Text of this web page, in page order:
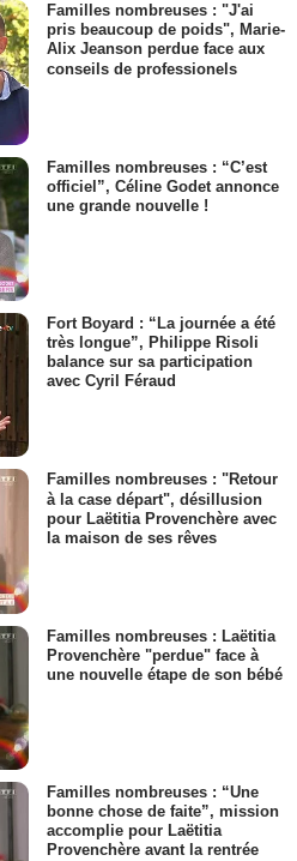
Familles nombreuses : "J'ai
pris beaucoup de poids", Marie-
Alix Jeanson perdue face aux
conseils de professionels
Familles nombreuses : “C’est
officiel”, Céline Godet annonce
une grande nouvelle !
Fort Boyard : “La journée a été
très longue”, Philippe Risoli
balance sur sa participation
avec Cyril Féraud
Familles nombreuses : "Retour
à la case départ", désillusion
pour Laëtitia Provenchère avec
la maison de ses rêves
Familles nombreuses : Laëtitia
Provenchère "perdue" face à
une nouvelle étape de son bébé
Familles nombreuses : “Une
bonne chose de faite”, mission
accomplie pour Laëtitia
Provenchère avant la rentrée